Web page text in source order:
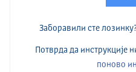
Заборавили сте
Потврда да инструкције
поново